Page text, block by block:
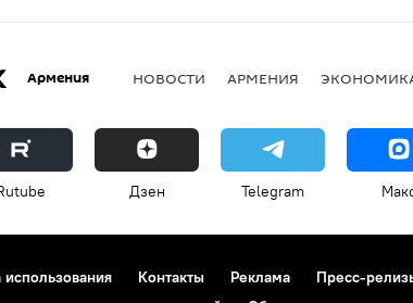
Армения НОВОСТИ АРМЕНИЯ
Дзен Telegram
использования Контакты Реклама Пресс-